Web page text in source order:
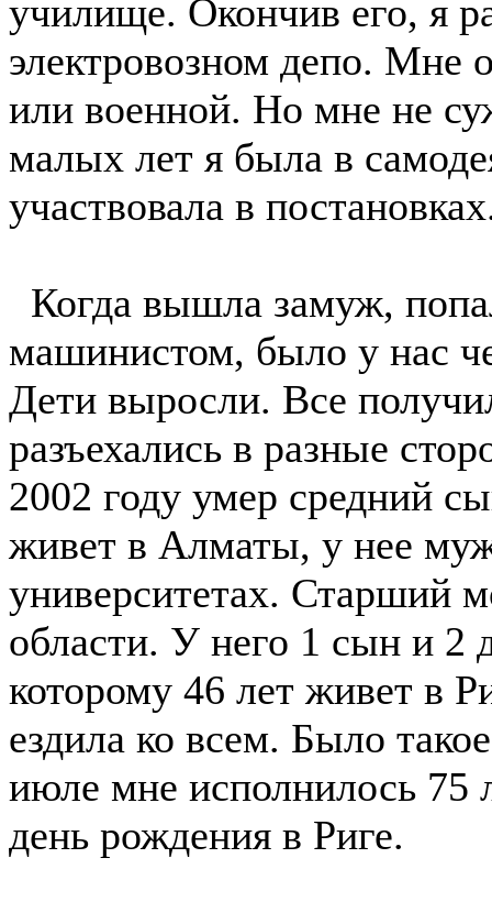
училище. Окончив его, я
электровозном депо. Мне
или военной. Но мне не
малых лет я была в
участвовала в
Когда вышла замуж,
машинистом, было у нас
Дети выросли. Все
разъехались в разные
2002 году умер средний
живет в Алматы, у нее
университетах. Старший
области. У него 1 сын и
которому 46 лет живет в
ездила ко всем. Было
июле мне исполнилось 75
день рождения в Риге.